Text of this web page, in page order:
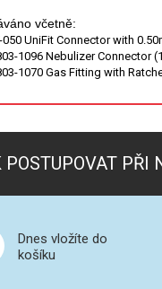
včetně:
050 UniFit Connector with
1096 Nebulizer Connector
1070 Gas Fitting with
PŘI
Dnes vložíte do
košíku